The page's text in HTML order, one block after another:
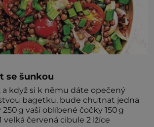
se šunkou
a když si k němu dáte opečený
bagetku, bude chutnat jedna
velká červená cibule 2 lžíce